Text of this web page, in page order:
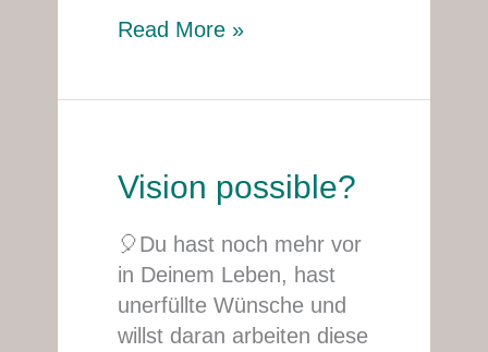
Read More »
Vision possible?
🎈Du hast noch mehr vor
in Deinem Leben, hast
unerfüllte Wünsche und
willst daran arbeiten diese
Vision